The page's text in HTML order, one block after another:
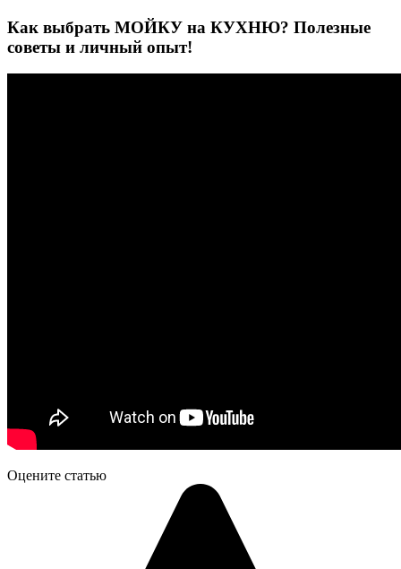
Как выбрать МОЙКУ на КУХНЮ? Полезные
советы и личный опыт!
Оцените статью